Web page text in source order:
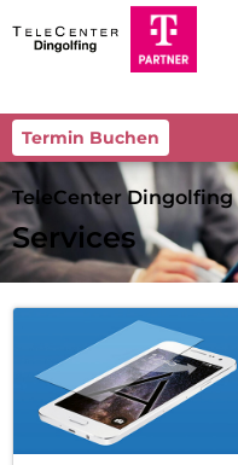
Termin Buchen
TeleCenter Dingolfing
Services